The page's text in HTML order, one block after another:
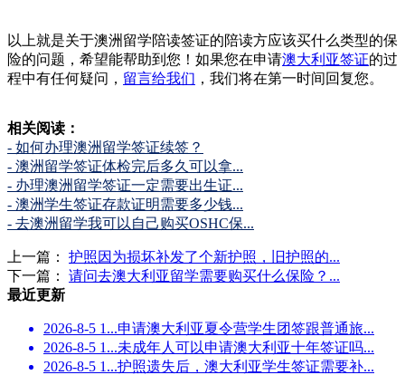
以上就是关于澳洲留学陪读签证的陪读方应该买什么类型的保
险的问题，希望能帮助到您！如果您在申请澳大利亚签证的过
程中有任何疑问， 留言给我们 ，我们将在第一时间回复您。
相关阅读：
- 如何办理澳洲留学签证续签？
- 澳洲留学签证体检完后多久可以拿...
- 办理澳洲留学签证一定需要出生证...
- 澳洲学生签证存款证明需要多少钱...
- 去澳洲留学我可以自己购买OSHC保...
上一篇： 护照因为损坏补发了个新护照，旧护照的...
下一篇： 请问去澳大利亚留学需要购买什么保险？...
最近更新
2026-8-5 1...申请澳大利亚夏令营学生团签跟普通旅...
2026-8-5 1...未成年人可以申请澳大利亚十年签证吗...
2026-8-5 1...护照遗失后，澳大利亚学生签证需要补...